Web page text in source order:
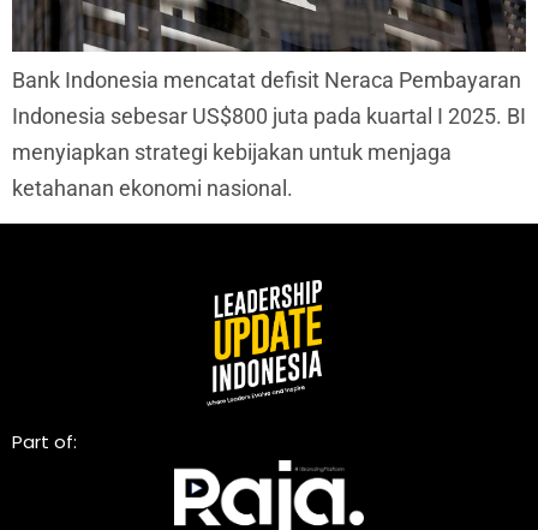
Bank Indonesia mencatat defisit Neraca Pembayaran
Indonesia sebesar US$800 juta pada kuartal I 2025. BI
menyiapkan strategi kebijakan untuk menjaga
ketahanan ekonomi nasional.
Part of: